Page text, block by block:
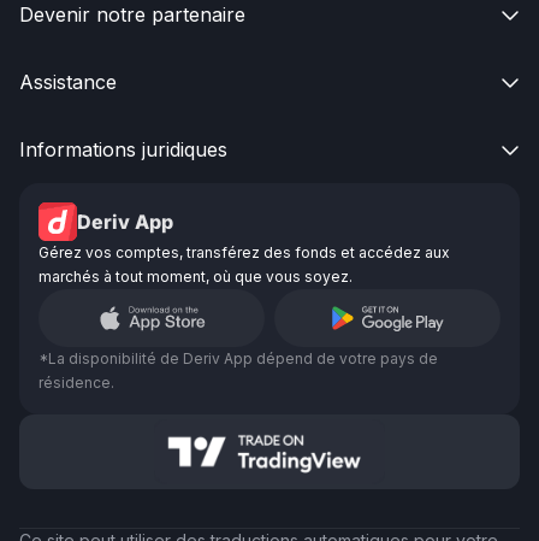
Devenir notre partenaire 
Assistance 
Informations juridiques 
Deriv App
Gérez vos comptes, transférez des fonds et accédez aux
marchés à tout moment, où que vous soyez.
*La disponibilité de Deriv App dépend de votre pays de
résidence.